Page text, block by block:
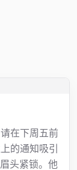
在下周五前
的通知吸引
头紧锁。他